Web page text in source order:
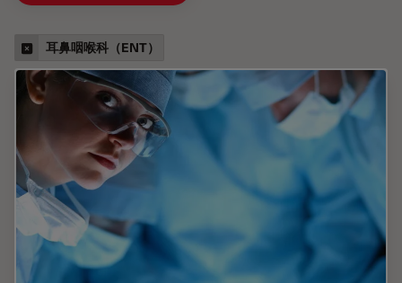
耳鼻咽喉科（ENT）